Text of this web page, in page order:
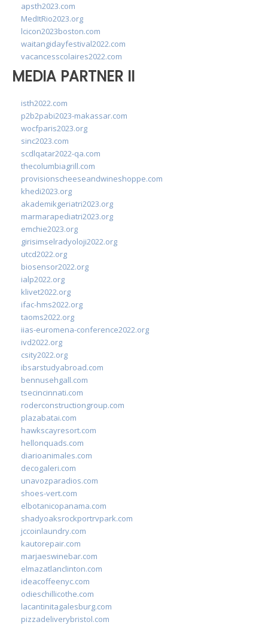
apsth2023.com
MedItRio2023.org
lcicon2023boston.com
waitangidayfestival2022.com
vacancesscolaires2022.com
MEDIA PARTNER II
isth2022.com
p2b2pabi2023-makassar.com
wocfparis2023.org
sinc2023.com
scdlqatar2022-qa.com
thecolumbiagrill.com
provisionscheeseandwineshoppe.com
khedi2023.org
akademikgeriatri2023.org
marmarapediatri2023.org
emchie2023.org
girisimselradyoloji2022.org
utcd2022.org
biosensor2022.org
ialp2022.org
klivet2022.org
ifac-hms2022.org
taoms2022.org
iias-euromena-conference2022.org
ivd2022.org
csity2022.org
ibsarstudyabroad.com
bennusehgall.com
tsecincinnati.com
roderconstructiongroup.com
plazabatai.com
hawkscayresort.com
hellonquads.com
diarioanimales.com
decogaleri.com
unavozparadios.com
shoes-vert.com
elbotanicopanama.com
shadyoaksrockportrvpark.com
jccoinlaundry.com
kautorepair.com
marjaeswinebar.com
elmazatlanclinton.com
ideacoffeenyc.com
odieschillicothe.com
lacantinitagalesburg.com
pizzadeliverybristol.com